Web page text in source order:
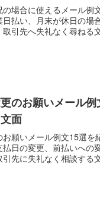
場合に使えるメール例
払い、月末が休日の場
引先へ失礼なく尋ねる
のお願いメール
面
願いメール例文15選を
日の変更、前払いへの
先に失礼なく相談する